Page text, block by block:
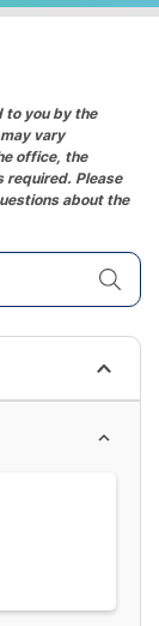
to you by the
vary
office, the
required. Please
about the